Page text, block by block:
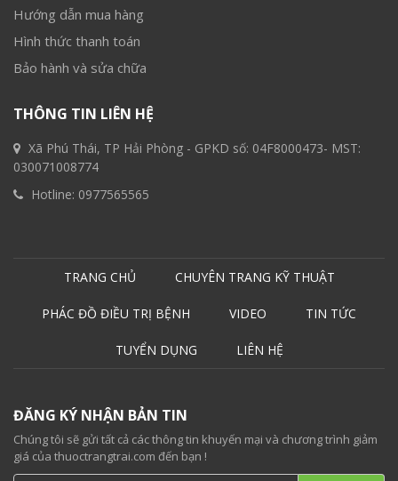
Hướng dẫn mua hàng
Hình thức thanh toán
Bảo hành và sửa chữa
THÔNG TIN LIÊN HỆ
Xã Phú Thái, TP Hải Phòng - GPKD số: 04F8000473- MST:
030071008774
Hotline: 0977565565
TRANG CHỦ CHUYÊN TRANG KỸ THUẬT
PHÁC ĐỒ ĐIỀU TRỊ BỆNH VIDEO TIN TỨC
TUYỂN DỤNG LIÊN HỆ
ĐĂNG KÝ NHẬN BẢN TIN
Chúng tôi sẽ gửi tất cả các thông tin khuyến mại và chương trình giảm
giá của thuoctrangtrai.com đến bạn !